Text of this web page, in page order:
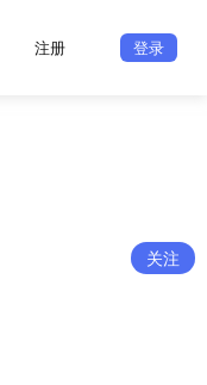
注册 登录
关注